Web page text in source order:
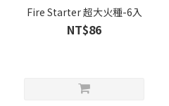
Fire Starter 超大火種-6入
NT$86